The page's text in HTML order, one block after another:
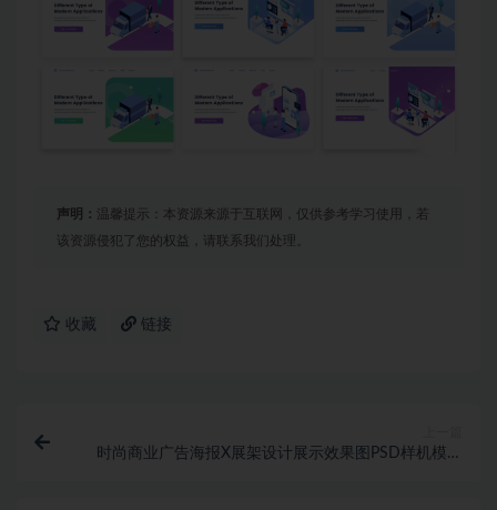
声明： 温馨提示：本资源来源于互联网，仅供参考学习使用，若
该资源侵犯了您的权益，请联系我们处理。
收藏 链接
时尚商业广告海报X展架设计展示效果图PSD样机模板